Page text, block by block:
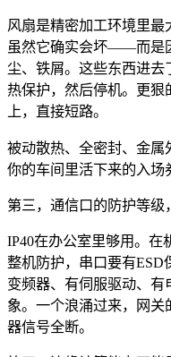
风扇是精密加工环境里
虽然它确实会坏——而是
尘、铁屑。这些东西进
热保护，然后停机。更狠
上，直接短路。
被动散热、全密封、金
你的车间里活下来的入场
第三，通信口的防护等级
IP40在办公室里够用。在
整机防护，串口要有
变频器、有伺服驱动、
象。一个浪涌过来，网关
器信号全断。